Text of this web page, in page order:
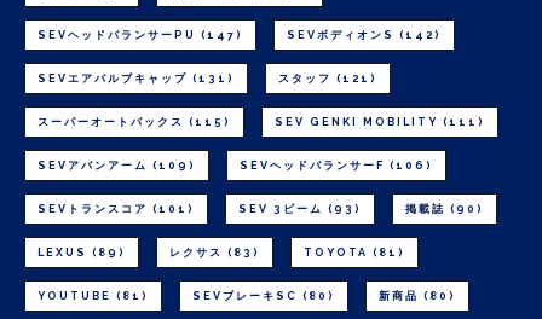
SEVヘッドバランサーPU (147) SEVボディオンS (142)
SEVエアバルブキャップ (131) スタッフ (121)
スーパーオートバックス (115) SEV GENKI MOBILITY (111)
SEVアバンアーム (109) SEVヘッドバランサーF (106)
SEVトランスコア (101) SEV 3ビーム (93) 掲載誌 (90)
LEXUS (89) レクサス (83) TOYOTA (81)
YOUTUBE (81) SEVブレーキSC (80) 新商品 (80)